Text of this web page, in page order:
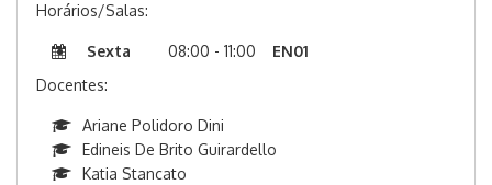
Horários/Salas:
Sexta 08:00 - 11:00
EN01
Docentes:
Ariane Polidoro Dini
Edineis De Brito Guirardello
Katia Stancato